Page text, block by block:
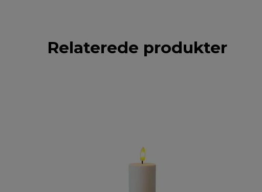
Relaterede produkter